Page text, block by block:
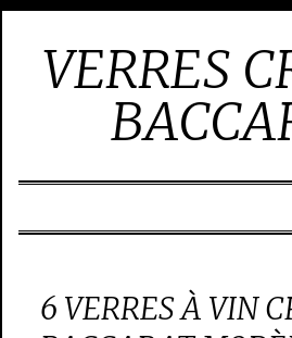
VERRES
6 VERRES À VIN